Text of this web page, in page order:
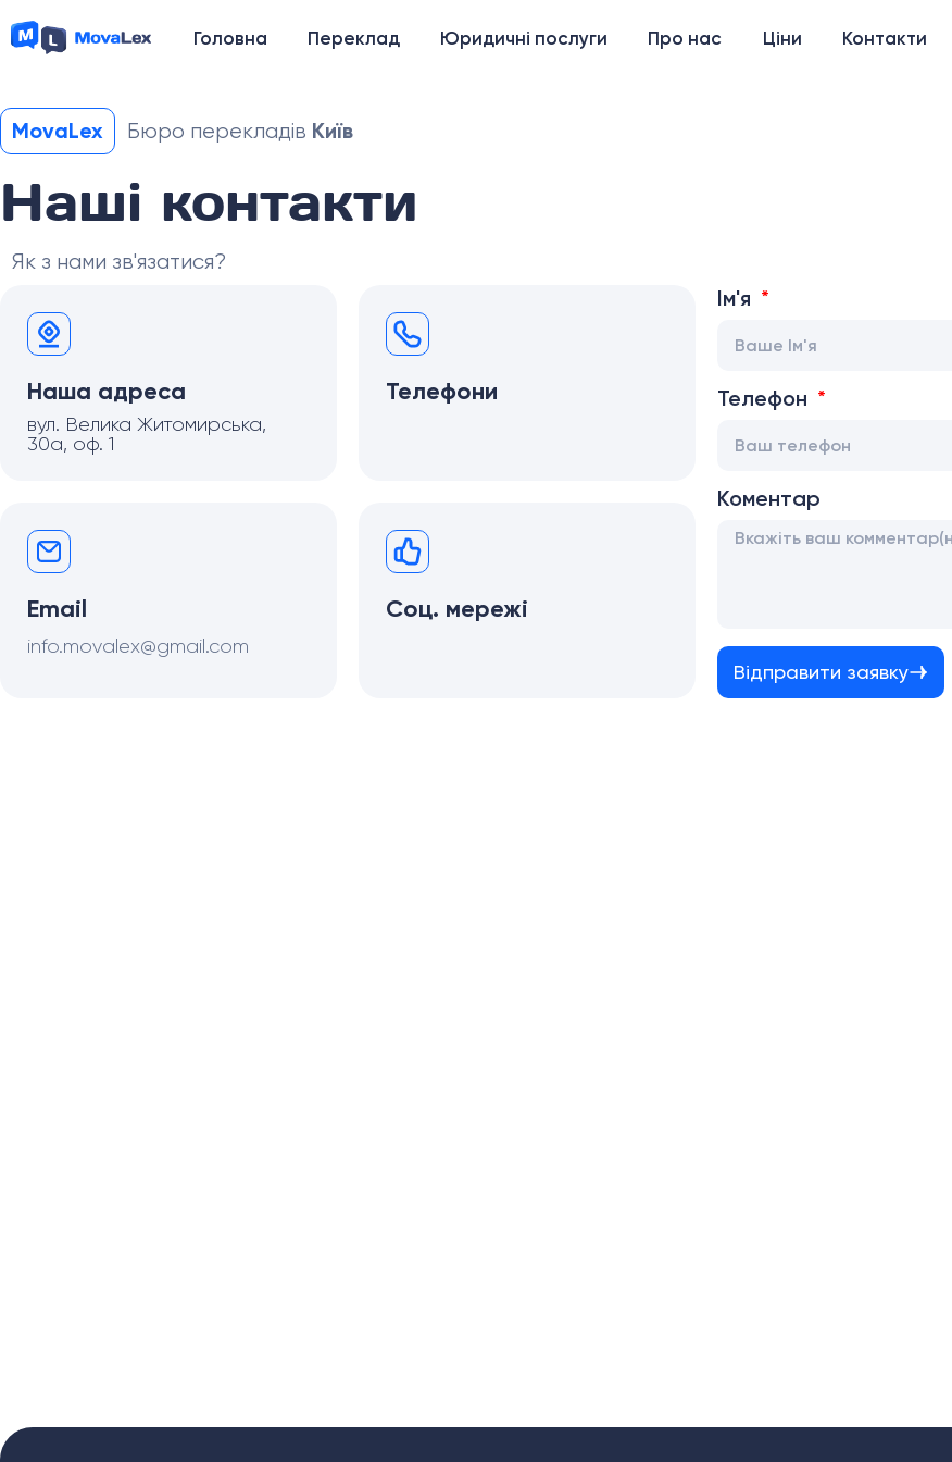
Головна Переклад Юридичні послуги Про нас Ціни Контакти
MovaLex Бюро перекладів Київ
Наші контакти
Як з нами зв'язатися?
Наша адреса
вул. Велика Житомирська,
30а, оф. 1
Телефони
Email
info.movalex@gmail.com
Соц. мережі
Ім'я
Телефон
Коментар
Відправити заявку